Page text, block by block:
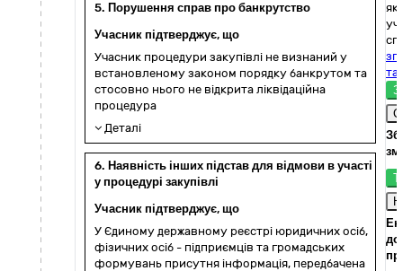
5. Порушення справ про банкрутство
Учасник підтверджує, що
Учасник процедури закупівлі не визнаний у
встановленому законом порядку банкрутом та
стосовно нього не відкрита ліквідаційна
процедура
Деталі
6. Наявність інших підстав для відмови в участі
у процедурі закупівлі
Учасник підтверджує, що
У Єдиному державному реєстрі юридичних осіб,
фізичних осіб - підприємців та громадських
формувань присутня інформація, передбачена
Ні